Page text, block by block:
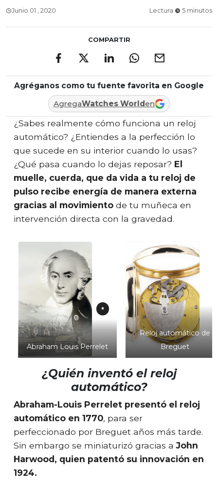
Junio 01 , 2020 Lectura 5 minutos
COMPARTIR
Agréganos como tu fuente favorita en Google
AgregaWatches World en
¿Sabes realmente cómo funciona un reloj
automático? ¿Entiendes a la perfección lo
que sucede en su interior cuando lo usas?
¿Qué pasa cuando lo dejas reposar? El
muelle, cuerda, que da vida a tu reloj de
pulso recibe energía de manera externa
gracias al movimiento de tu muñeca en
intervención directa con la gravedad.
Abraham Louis Perrelet
Reloj automático de
Breguet
¿Quién inventó el reloj
automático?
Abraham-Louis Perrelet presentó el reloj
automático en 1770, para ser
perfeccionado por Breguet años más tarde.
Sin embargo se miniaturizó gracias aJohn
Harwood, quien patentó su innovación en
1924.